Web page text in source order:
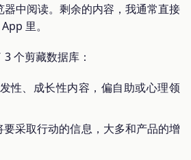
器中阅读。剩余的内容，我通常直接
里。
个剪藏数据库：
性、成长性内容，偏自助或心理领
要采取行动的信息，大多和产品的增